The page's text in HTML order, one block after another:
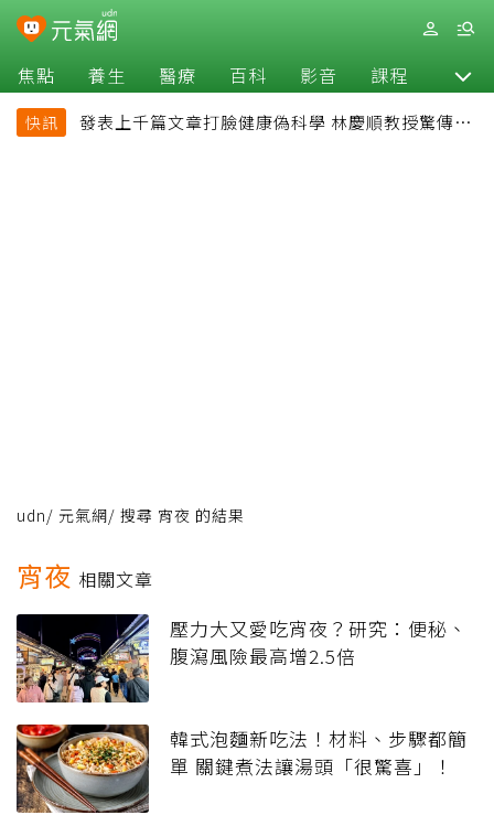
焦點 養生 醫療 百科 影音 課程 退休
快訊
發表上千篇文章打臉健康偽科學 林慶順教授驚傳意
udn/ 元氣網/ 搜尋 宵夜 的結果
宵夜 相關文章
壓力大又愛吃宵夜？研究：便秘、
腹瀉風險最高增2.5倍
韓式泡麵新吃法！材料、步驟都簡
單 關鍵煮法讓湯頭「很驚喜」！